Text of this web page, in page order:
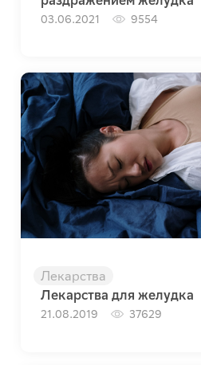
03.06.2021 9554
Лекарства
Лекарства для желудка
21.08.2019 37629